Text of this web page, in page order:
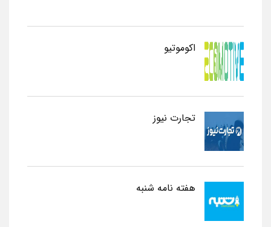
اکوموتیو
تجارت نیوز
هفته نامه شنبه